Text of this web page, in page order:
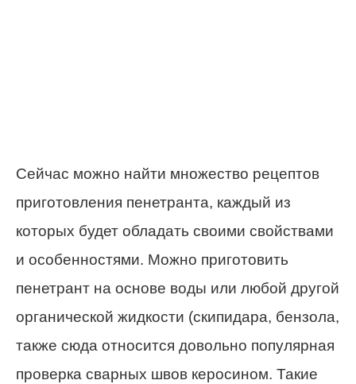
Сейчас можно найти множество рецептов
приготовления пенетранта, каждый из
которых будет обладать своими свойствами
и особенностями. Можно приготовить
пенетрант на основе воды или любой другой
органической жидкости (скипидара, бензола,
также сюда относится довольно популярная
проверка сварных швов керосином. Такие